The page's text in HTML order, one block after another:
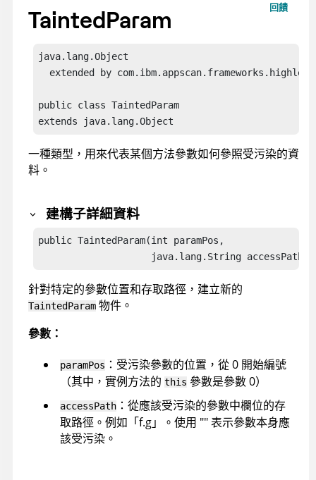
回饋
TaintedParam
java.lang.Object
extended by
public class TaintedParam
extends java.lang.Object
一種類型，用來代表某個方法參數如何參照受污染的資
料。
建構子詳細資料
public TaintedParam(int paramPos,
                    java.lang.String accessPath)
針對特定的參數位置和存取路徑，建立新的
TaintedParam 物件。
參數：
paramPos ：受污染參數的位置，從 0 開始編號
（其中，實例方法的 this 參數是參數 0）
accessPath ：從應該受污染的參數中欄位的存
取路徑。例如「f.g」。使用 "" 表示參數本身應
該受污染。